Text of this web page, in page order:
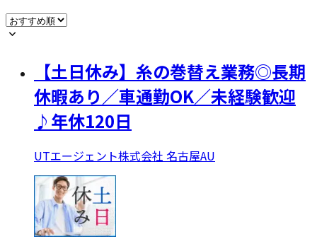
【土日休み】糸の巻替え業務◎長期
休暇あり／車通勤OK／未経験歓迎
♪年休120日
UTエージェント株式会社 名古屋AU